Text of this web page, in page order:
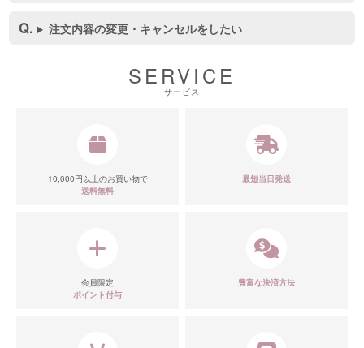
注文内容の変更・キャンセルをしたい
SERVICE
サービス
10,000円以上のお買い物で
送料無料
最短当日発送
会員限定
ポイント付与
豊富な決済方法